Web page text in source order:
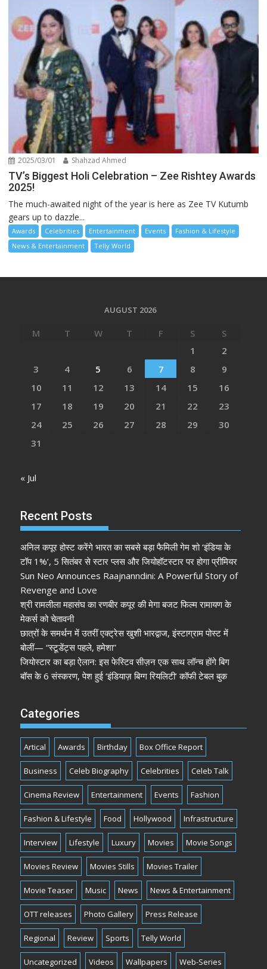
2025/03/01 Shahzad Ahmed
TV’s Biggest Holi Celebration – Zee Rishtey Awards
2025!
The much-awaited night of the year is here as Zee TV Kutumb
gears up to dazzle...
Awards Celebrities Entertainment Events
Fashion & Lifestyle
News & Entertainment
Telly World
AUGUST 2026
M T W T F S
S
1
2
3
4 5 6 7 8
9
10
11 12 13 14 15
16
17
18 19 20 21 22
23
24
25 26 27 28 29
30
31
« Jul
Recent Posts
अनिल कपूर होस्ट करेंगे भारत का सबसे बड़ा फैमिली गेम शो ‘इंडिया के
टॉप 1%’, 5 सितंबर से स्टार प्लस और जियोहॉटस्टार पर होगा प्रीमियर
Sun Neo Announces Raajnanndini: A Powerful Story of
Revenge and Love
श्री रामलीला महासंघ का रणबीर कपूर की मेगा बजट फिल्म रामायण के
मेकर्स को चेतावनी
छात्रों के समर्थन में उतरीं एक्ट्रेस खुशी भारद्वाज, इंस्टाग्राम पोस्ट में
बोलीं— “स्टूडेंट्स पहले, हमेशा”
जियोस्टार का बड़ा ऐलान: इस फेस्टिव सीज़न एक साथ लॉन्च होंगे बिग
बॉस के 6 संस्करण, पेश हुई ‘इंडियाज़ बिग्ग रियलिटी’ कॉफी टेबल बुक
Categories
Artical Awards Birthday Box Office Report
Business Celeb Biography Celebrities Celeb Talk
Cinema Review Entertainment Events Fashion
Fashion & Lifestyle Food Hollywood Infrastructure
Interview Lifestyle Luxury Movies Movie Songs
Movies Review Movies Stills Movies Trailer
Movie Teaser Music News News & Entertainment
OTT releases Photo Gallery Press Release
Regional Review Sports Telly World
Uncategorized Videos Wallpapers Web-Series